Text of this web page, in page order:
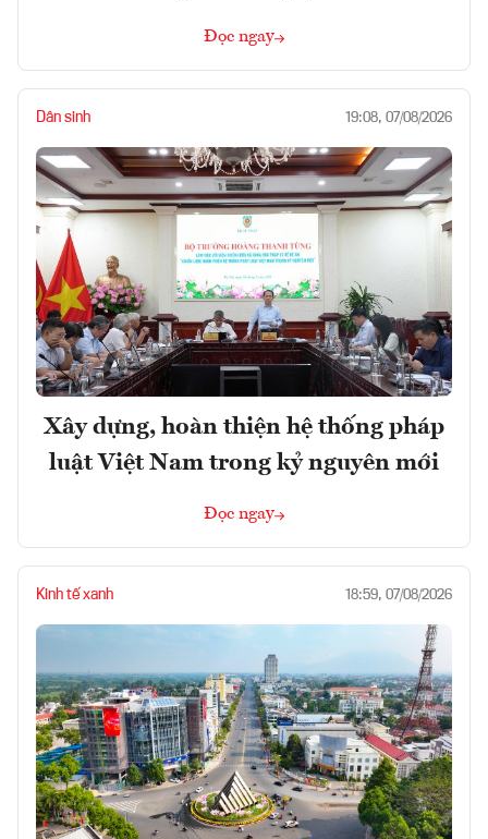
Đọc ngay
Dân sinh 19:08, 07/08/2026
Xây dựng, hoàn thiện hệ thống pháp
luật Việt Nam trong kỷ nguyên mới
Đọc ngay
Kinh tế xanh 18:59, 07/08/2026